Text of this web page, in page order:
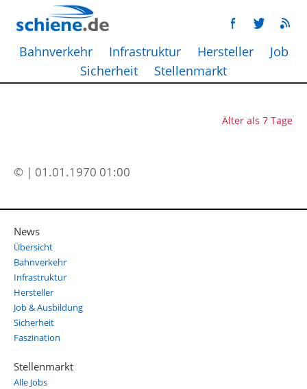
Bahnverkehr Infrastruktur Hersteller
Job
Sicherheit
Stellenmarkt
Älter als 7 Tage
© | 01.01.1970 01:00
News
Übersicht
Bahnverkehr
Infrastruktur
Hersteller
Job & Ausbildung
Sicherheit
Faszination
Stellenmarkt
Alle Jobs